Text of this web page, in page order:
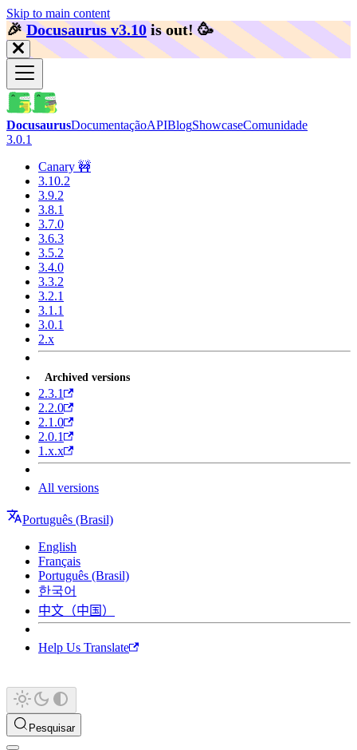
Skip to main content
🎉️Docusaurus v3.10 is out! 🥳️
DocusaurusDocumentaçãoAPIBlogShowcaseComunidade
3.0.1
Canary 🚧
3.10.2
3.9.2
3.8.1
3.7.0
3.6.3
3.5.2
3.4.0
3.3.2
3.2.1
3.1.1
3.0.1
2.x
Archived versions
2.3.1
2.2.0
2.1.0
2.0.1
1.x.x
All versions
Português (Brasil)
English
Français
Português (Brasil)
한국어
中文（中国）
Help Us Translate
Pesquisar